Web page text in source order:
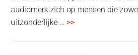
audiomerk zich op mensen die
uitzonderlijke … >>overBang